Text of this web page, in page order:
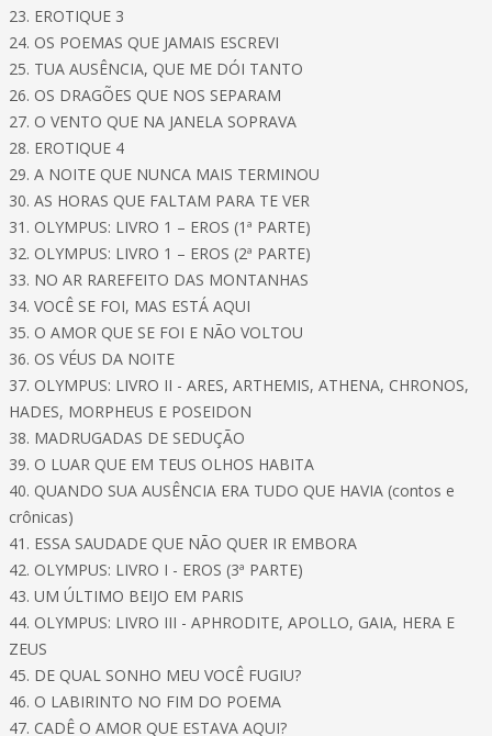
23. EROTIQUE 3
24. OS POEMAS QUE JAMAIS ESCREVI
25. TUA AUSÊNCIA, QUE ME DÓI TANTO
26. OS DRAGÕES QUE NOS SEPARAM
27. O VENTO QUE NA JANELA SOPRAVA
28. EROTIQUE 4
29. A NOITE QUE NUNCA MAIS TERMINOU
30. AS HORAS QUE FALTAM PARA TE VER
31. OLYMPUS: LIVRO 1 – EROS (1ª PARTE)
32. OLYMPUS: LIVRO 1 – EROS (2ª PARTE)
33. NO AR RAREFEITO DAS MONTANHAS
34. VOCÊ SE FOI, MAS ESTÁ AQUI
35. O AMOR QUE SE FOI E NÃO VOLTOU
36. OS VÉUS DA NOITE
37. OLYMPUS: LIVRO II - ARES, ARTHEMIS, ATHENA, CHRONOS,
HADES, MORPHEUS E POSEIDON
38. MADRUGADAS DE SEDUÇÃO
39. O LUAR QUE EM TEUS OLHOS HABITA
40. QUANDO SUA AUSÊNCIA ERA TUDO QUE HAVIA (contos e
crônicas)
41. ESSA SAUDADE QUE NÃO QUER IR EMBORA
42. OLYMPUS: LIVRO I - EROS (3ª PARTE)
43. UM ÚLTIMO BEIJO EM PARIS
44. OLYMPUS: LIVRO III - APHRODITE, APOLLO, GAIA, HERA E
ZEUS
45. DE QUAL SONHO MEU VOCÊ FUGIU?
46. O LABIRINTO NO FIM DO POEMA
47. CADÊ O AMOR QUE ESTAVA AQUI?